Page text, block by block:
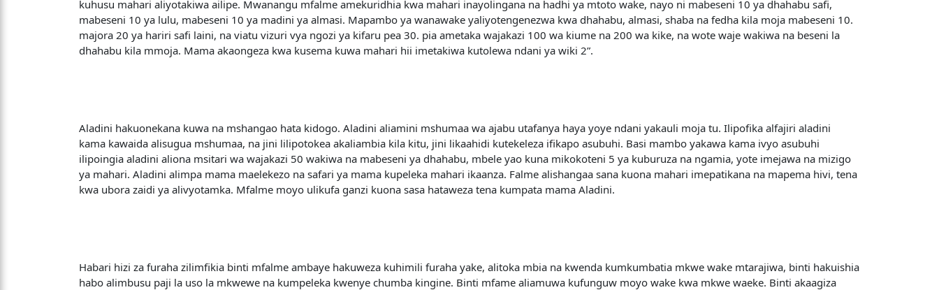
kuhusu mahari aliyotakiwa ailipe. Mwanangu mfalme amekuridhia kwa mahari inayolingana na hadhi ya mtoto wake, nayo ni mabeseni 10 ya dhahabu safi,
mabeseni 10 ya lulu, mabeseni 10 ya madini ya almasi. Mapambo ya wanawake yaliyotengenezwa kwa dhahabu, almasi, shaba na fedha kila moja mabeseni 10.
majora 20 ya hariri safi laini, na viatu vizuri vya ngozi ya kifaru pea 30. pia ametaka wajakazi 100 wa kiume na 200 wa kike, na wote waje wakiwa na beseni la
dhahabu kila mmoja. Mama akaongeza kwa kusema kuwa mahari hii imetakiwa kutolewa ndani ya wiki 2”.
Aladini hakuonekana kuwa na mshangao hata kidogo. Aladini aliamini mshumaa wa ajabu utafanya haya yoye ndani yakauli moja tu. Ilipofika alfajiri aladini
kama kawaida alisugua mshumaa, na jini lilipotokea akaliambia kila kitu, jini likaahidi kutekeleza ifikapo asubuhi. Basi mambo yakawa kama ivyo asubuhi
ilipoingia aladini aliona msitari wa wajakazi 50 wakiwa na mabeseni ya dhahabu, mbele yao kuna mikokoteni 5 ya kuburuza na ngamia, yote imejawa na mizigo
ya mahari. Aladini alimpa mama maelekezo na safari ya mama kupeleka mahari ikaanza. Falme alishangaa sana kuona mahari imepatikana na mapema hivi, tena
kwa ubora zaidi ya alivyotamka. Mfalme moyo ulikufa ganzi kuona sasa hataweza tena kumpata mama Aladini.
Habari hizi za furaha zilimfikia binti mfalme ambaye hakuweza kuhimili furaha yake, alitoka mbia na kwenda kumkumbatia mkwe wake mtarajiwa, binti hakuishia
habo alimbusu paji la uso la mkwewe na kumpeleka kwenye chumba kingine. Binti mfame aliamuwa kufunguw moyo wake kwa mkwe waeke. Binti akaagiza